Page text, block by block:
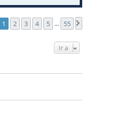
1 de
1 2 3 4 5 … 55
Ir a